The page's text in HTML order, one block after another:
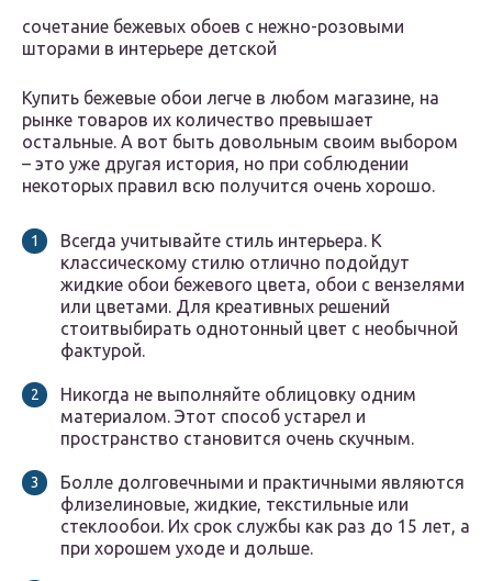
сочетание бежевых обоев с нежно-розовыми
шторами в интерьере детской
Купить бежевые обои легче в любом магазине, на
рынке товаров их количество превышает
остальные. А вот быть довольным своим выбором
– это уже другая история, но при соблюдении
некоторых правил всю получится очень хорошо.
Всегда учитывайте стиль интерьера. К
классическому стилю отлично подойдут
жидкие обои бежевого цвета, обои с вензелями
или цветами. Для креативных решений
стоитвыбирать однотонный цвет с необычной
фактурой.
Никогда не выполняйте облицовку одним
материалом. Этот способ устарел и
пространство становится очень скучным.
Болле долговечными и практичными являются
флизелиновые, жидкие, текстильные или
стеклообои. Их срок службы как раз до 15 лет, а
при хорошем уходе и дольше.